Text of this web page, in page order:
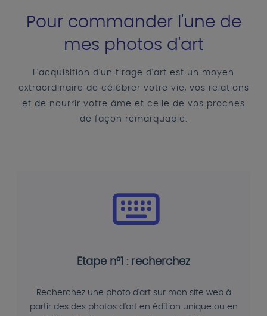
Pour commander l'une de
mes photos d'art
L'acquisition d'un tirage d'art est un moyen
extraordinaire de célébrer votre vie, vos relations
et de nourrir votre âme et celle de vos proches
de façon remarquable.
Etape n°1 : recherchez
Recherchez une photo d'art sur mon site web à
partir des des photos d'art en édition unique ou en